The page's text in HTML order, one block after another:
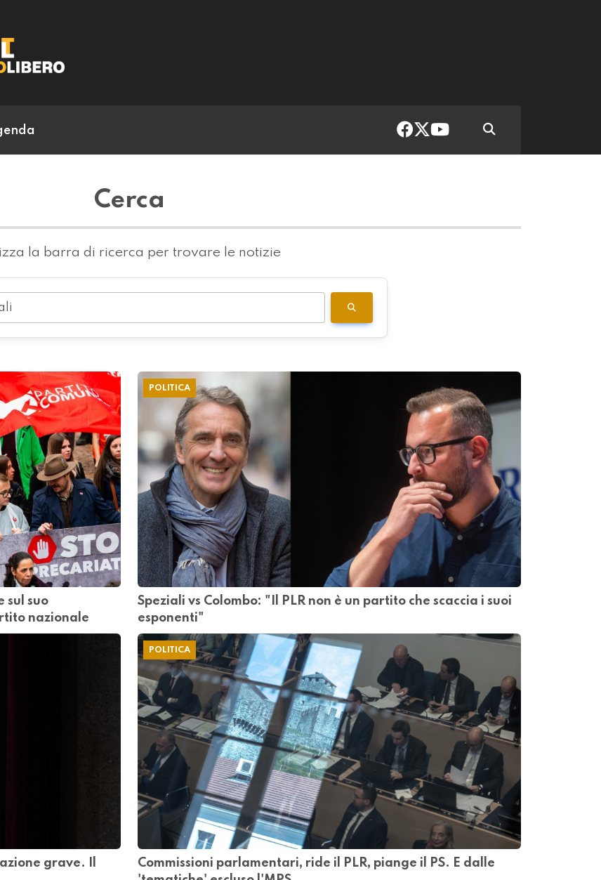
Cerca
la barra di ricerca per trovare le notizie
sul suo
nazionale
POLITICA
Speziali vs Colombo: "Il PLR non è un partito che scaccia i suoi
esponenti"
grave. Il
POLITICA
Commissioni parlamentari, ride il PLR, piange il PS. E dalle